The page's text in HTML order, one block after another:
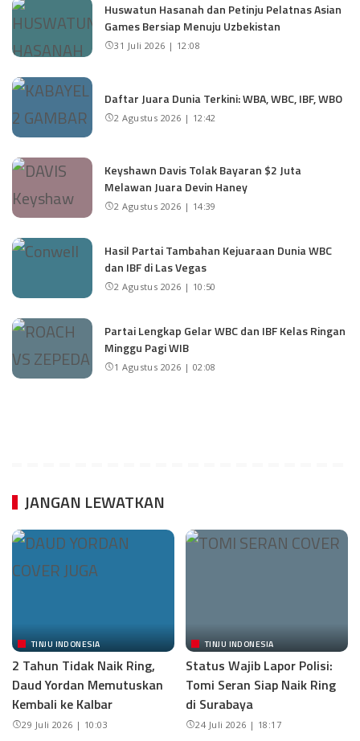
Huswatun Hasanah dan Petinju Pelatnas Asian
Games Bersiap Menuju Uzbekistan
31 Juli 2026 | 12:08
Daftar Juara Dunia Terkini: WBA, WBC, IBF, WBO
2 Agustus 2026 | 12:42
Keyshawn Davis Tolak Bayaran $2 Juta
Melawan Juara Devin Haney
2 Agustus 2026 | 14:39
Hasil Partai Tambahan Kejuaraan Dunia WBC
dan IBF di Las Vegas
2 Agustus 2026 | 10:50
Partai Lengkap Gelar WBC dan IBF Kelas Ringan
Minggu Pagi WIB
1 Agustus 2026 | 02:08
JANGAN LEWATKAN
TINJU INDONESIA
2 Tahun Tidak Naik Ring,
Daud Yordan Memutuskan
Kembali ke Kalbar
29 Juli 2026 | 10:03
TINJU INDONESIA
Status Wajib Lapor Polisi:
Tomi Seran Siap Naik Ring
di Surabaya
24 Juli 2026 | 18:17